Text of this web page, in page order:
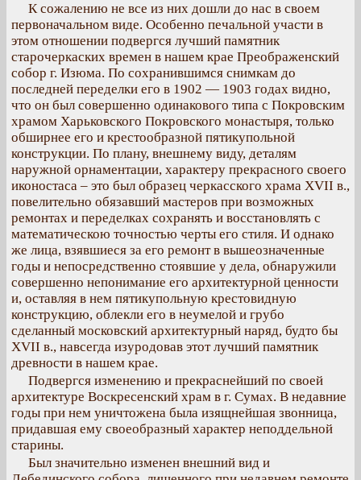
К сожалению не все из них дошли до нас в своем
первоначальном виде. Особенно печальной участи в
этом отношении подвергся лучший памятник
старочеркаских времен в нашем крае Преображенский
собор г. Изюма. По сохранившимся снимкам до
последней переделки его в 1902 — 1903 годах видно,
что он был совершенно одинакового типа с Покровским
храмом Харьковского Покровского монастыря, только
обширнее его и крестообразной пятикупольной
конструкции. По плану, внешнему виду, деталям
наружной орнаментации, характеру прекрасного своего
иконостаса – это был образец черкасского храма XVII в.,
повелительно обязавший мастеров при возможных
ремонтах и переделках сохранять и восстановлять с
математическою точностью черты его стиля. И однако
же лица, взявшиеся за его ремонт в вышеозначенные
годы и непосредственно стоявшие у дела, обнаружили
совершенно непонимание его архитектурной ценности
и, оставляя в нем пятикупольную крестовидную
конструкцию, облекли его в неумелой и грубо
сделанный московский архитектурный наряд, будто бы
XVII в., навсегда изуродовав этот лучший памятник
древности в нашем крае.
Подвергся изменению и прекраснейший по своей
архитектуре Воскресенский храм в г. Сумах. В недавние
годы при нем уничтожена была изящнейшая звонница,
придавшая ему своеобразный характер неподдельной
старины.
Был значительно изменен внешний вид и